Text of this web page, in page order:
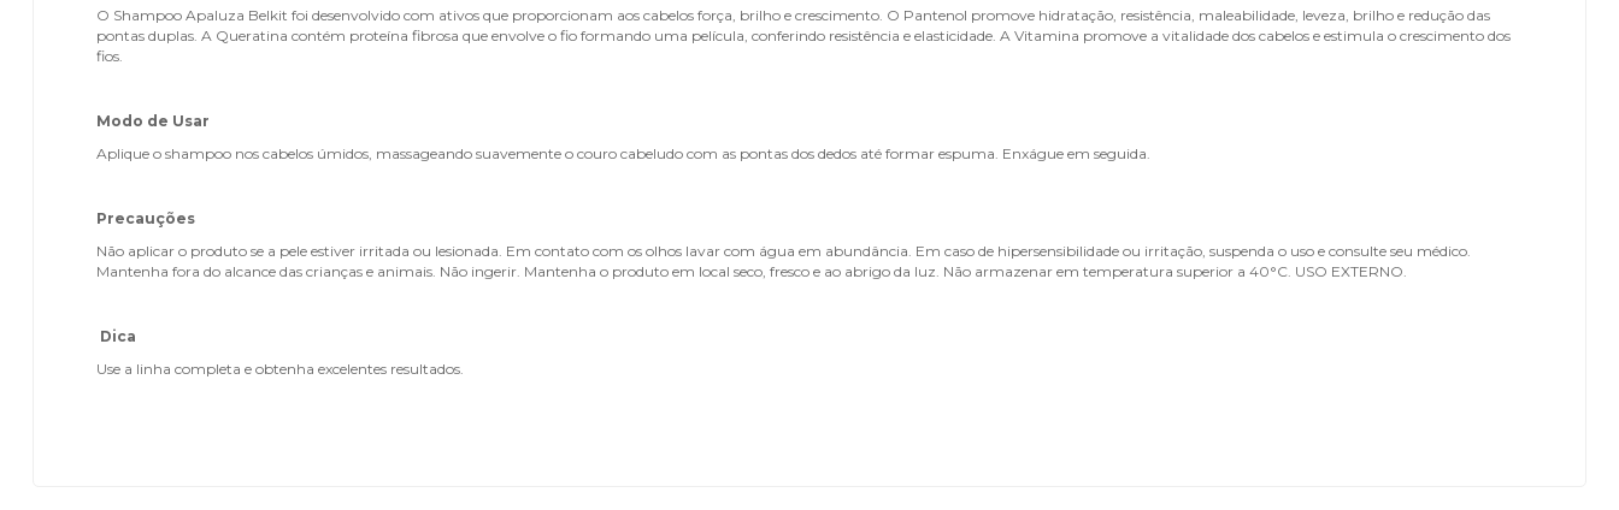
O Shampoo Apaluza Belkit foi desenvolvido com ativos que proporcionam aos cabelos força, brilho e crescimento. O Pantenol promove hidratação, resistência, maleabilidade, leveza, brilho e redução das
pontas duplas. A Queratina contém proteína fibrosa que envolve o fio formando uma película, conferindo resistência e elasticidade. A Vitamina promove a vitalidade dos cabelos e estimula o crescimento dos
fios.
Modo de Usar
Aplique o shampoo nos cabelos úmidos, massageando suavemente o couro cabeludo com as pontas dos dedos até formar espuma. Enxágue em seguida.
Precauções
Não aplicar o produto se a pele estiver irritada ou lesionada. Em contato com os olhos lavar com água em abundância. Em caso de hipersensibilidade ou irritação, suspenda o uso e consulte seu médico.
Mantenha fora do alcance das crianças e animais. Não ingerir. Mantenha o produto em local seco, fresco e ao abrigo da luz. Não armazenar em temperatura superior a 40°C. USO EXTERNO.
Dica
Use a linha completa e obtenha excelentes resultados.